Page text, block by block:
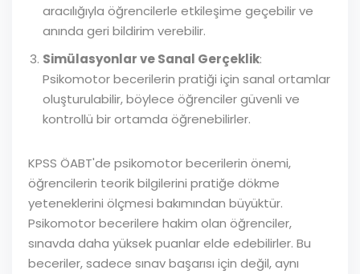
aracılığıyla öğrencilerle etkileşime geçebilir ve
anında geri bildirim verebilir.
Simülasyonlar ve Sanal Gerçeklik:
Psikomotor becerilerin pratiği için sanal ortamlar
oluşturulabilir, böylece öğrenciler güvenli ve
kontrollü bir ortamda öğrenebilirler.
KPSS ÖABT'de psikomotor becerilerin önemi,
öğrencilerin teorik bilgilerini pratiğe dökme
yeteneklerini ölçmesi bakımından büyüktür.
Psikomotor becerilere hakim olan öğrenciler,
sınavda daha yüksek puanlar elde edebilirler. Bu
beceriler, sadece sınav başarısı için değil, aynı